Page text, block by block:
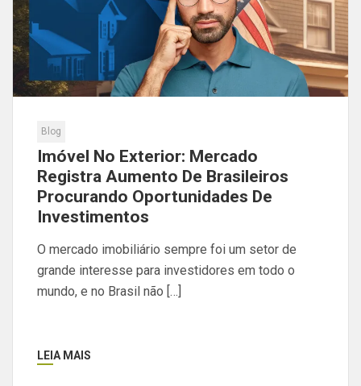
Blog
Imóvel No Exterior: Mercado
Registra Aumento De Brasileiros
Procurando Oportunidades De
Investimentos
O mercado imobiliário sempre foi um setor de
grande interesse para investidores em todo o
mundo, e no Brasil não […]
LEIA MAIS